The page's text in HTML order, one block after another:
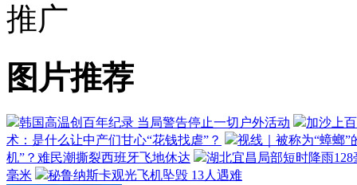
推广
图片推荐
韩国高温创百年纪录 当局警告停止一切户外活动
加沙上
术：是什么让中产们甘心“花钱找虐”？
视线｜被称为“蟑螂
机”？难民潮撕裂西班牙飞地休达
湖北宜昌局部短时降雨
毫米
秘鲁纳斯卡观光飞机坠毁 13人遇难